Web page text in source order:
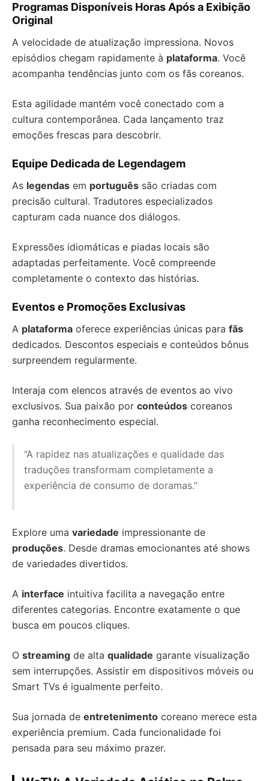
Programas Disponíveis Horas Após a Exibição
Original
A velocidade de atualização impressiona. Novos
episódios chegam rapidamente à plataforma. Você
acompanha tendências junto com os fãs coreanos.
Esta agilidade mantém você conectado com a
cultura contemporânea. Cada lançamento traz
emoções frescas para descobrir.
Equipe Dedicada de Legendagem
As legendas em português são criadas com
precisão cultural. Tradutores especializados
capturam cada nuance dos diálogos.
Expressões idiomáticas e piadas locais são
adaptadas perfeitamente. Você compreende
completamente o contexto das histórias.
Eventos e Promoções Exclusivas
A plataforma oferece experiências únicas para fãs
dedicados. Descontos especiais e conteúdos bônus
surpreendem regularmente.
Interaja com elencos através de eventos ao vivo
exclusivos. Sua paixão por conteúdos coreanos
ganha reconhecimento especial.
“A rapidez nas atualizações e qualidade das
traduções transformam completamente a
experiência de consumo de doramas.”
Explore uma variedade impressionante de
produções. Desde dramas emocionantes até shows
de variedades divertidos.
A interface intuitiva facilita a navegação entre
diferentes categorias. Encontre exatamente o que
busca em poucos cliques.
O streaming de alta qualidade garante visualização
sem interrupções. Assistir em dispositivos móveis ou
Smart TVs é igualmente perfeito.
Sua jornada de entretenimento coreano merece esta
experiência premium. Cada funcionalidade foi
pensada para seu máximo prazer.